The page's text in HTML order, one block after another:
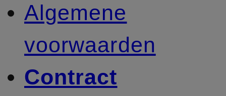
Algemene
voorwaarden
Contract